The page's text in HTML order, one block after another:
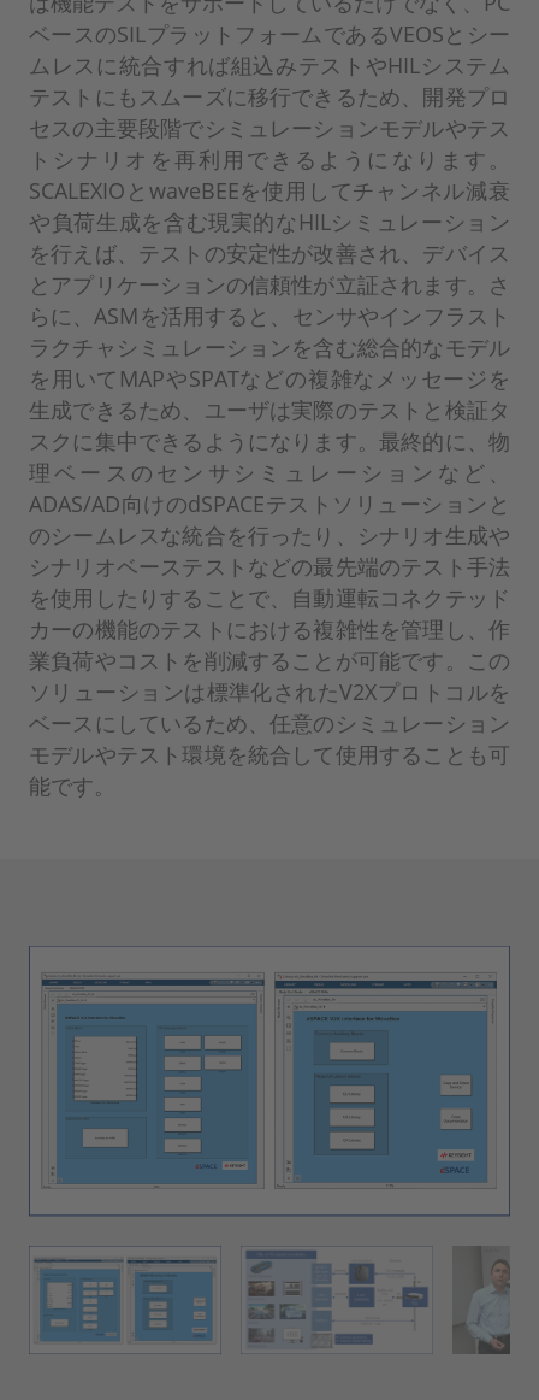
ベースのSILプラットフォームであるVEOSとシー
ムレスに統合すれば組込みテストやHILシステム
テストにもスムーズに移行できるため、開発プロ
セスの主要段階でシミュレーションモデルやテス
トシナリオを再利用できるようになります。
SCALEXIOとwaveBEEを使用してチャンネル減衰
や負荷生成を含む現実的なHILシミュレーション
を行えば、テストの安定性が改善され、デバイス
とアプリケーションの信頼性が立証されます。さ
らに、ASMを活用すると、センサやインフラスト
ラクチャシミュレーションを含む総合的なモデル
を用いてMAPやSPATなどの複雑なメッセージを
生成できるため、ユーザは実際のテストと検証タ
スクに集中できるようになります。最終的に、物
理ベースのセンサシミュレーションなど、
ADAS/AD向けのdSPACEテストソリューションと
のシームレスな統合を行ったり、シナリオ生成や
シナリオベーステストなどの最先端のテスト手法
を使用したりすることで、自動運転コネクテッド
カーの機能のテストにおける複雑性を管理し、作
業負荷やコストを削減することが可能です。この
ソリューションは標準化されたV2Xプロトコルを
ベースにしているため、任意のシミュレーション
モデルやテスト環境を統合して使用することも可
能です。